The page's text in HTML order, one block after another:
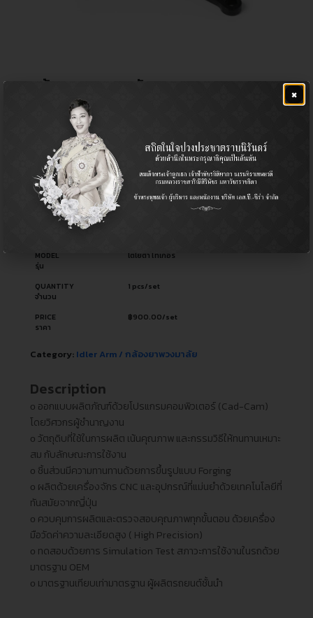
กล้องยาพวงมาลัย
900.00
รหัสสินค้า ซีร่า
OEM NO.
รหัสอะไหล่ผู้ผลิต
45490-39305
PART TYPE
ประเภทอะไหล่
Idler Arm / กล้องยาพวงมาลัย
USED FOR
MODEL
รุ่น
โตโยต้า ไทเกอร์
QUANTITY
จำนวน
1 pcs/set
PRICE
ราคา
฿900.00/set
Category: Idler Arm / กล้องยาพวงมาลัย
Description
ᴏ ออกแบบผลิตภัณฑ์ด้วยโปรแกรมคอมพิวเตอร์ (Cad-Cam)
โดยวิศวกรผู้ชำนาญงาน
ᴏ วัตถุดิบที่ใช้ในการผลิต เน้นคุณภาพ และกรรมวิธีให้ทนทานเหมาะ
สม กับลักษณะการใช้งาน
ᴏ ชิ้นส่วนมีความทานทานด้วยการขึ้นรูปแบบ Forging
ᴏ ผลิตด้วยเครื่องจักร CNC และอุปกรณ์ที่แม่นยำด้วยเทคโนโลยีที่
ทันสมัยจากญี่ปุ่น
ᴏ ควบคุมการผลิตและตรวจสอบคุณภาพทุกขั้นตอน ด้วยเครื่อง
มือวัดค่าความละเอียดสูง ( High Precision)
ᴏ ทดสอบด้วยการ Simulation Test สภาวะการใช้งานในรถด้วย
มาตรฐาน OEM
ᴏ มาตรฐานเทียบเท่ามาตรฐาน ผู้ผลิตรถยนต์ชั้นนำ
×